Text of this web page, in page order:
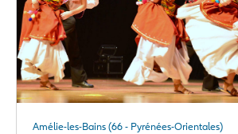
Amélie-les-Bains (66 - Pyrénées-Orientales)